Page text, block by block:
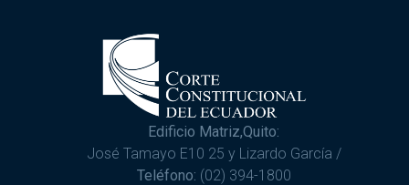
Edificio Matriz,Quito:
José Tamayo E10 25 y Lizardo García /
Teléfono: (02) 394-1800